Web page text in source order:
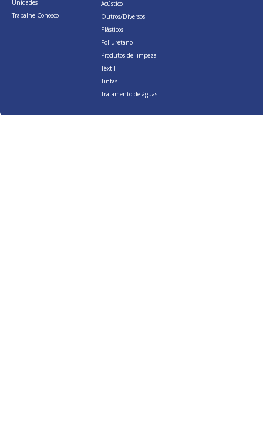
Unidades
Trabalhe Conosco
Acústico
Outros/Diversos
Plásticos
Poliuretano
Produtos de limpeza
Têxtil
Tintas
Tratamento de águas